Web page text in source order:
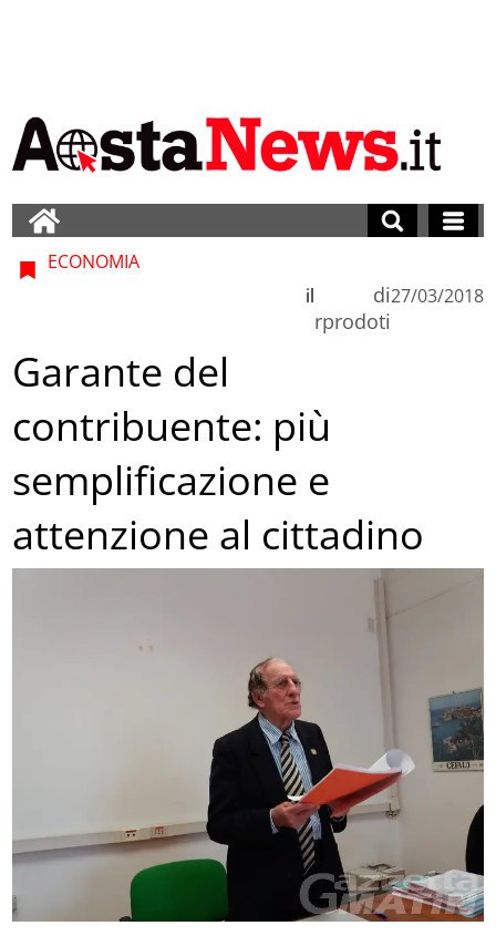
ECONOMIA
di
rprodoti
il 27/03/2018
Garante del
contribuente: più
semplificazione e
attenzione al cittadino